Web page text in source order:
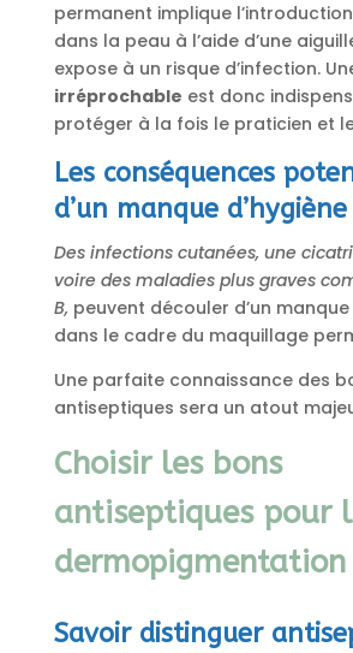
permanent implique
dans la peau à l’aide d’une
expose à un risque d’infection.
irréprochable est donc
protéger à la fois le praticien et
Les conséquences
d’un manque d’hygiène
Des infections cutanées, une
voire des maladies plus graves
B, peuvent découler d’un
dans le cadre du maquillage
Une parfaite connaissance des
antiseptiques sera un atout
Choisir les bons
antiseptiques pour
dermopigmentation
Savoir distinguer